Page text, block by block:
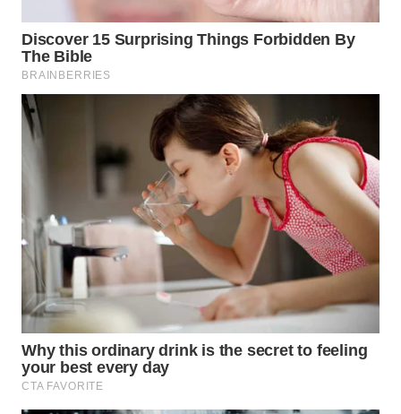
WN
NATUNA
WN
BINTAN
WN
LIKUPANG
WN
LABUANBAJO
WN
BORNEO